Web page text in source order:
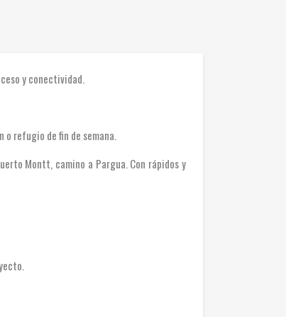
y conectividad.
o refugio de fin de semana.
Montt, camino a Pargua. Con rápidos y